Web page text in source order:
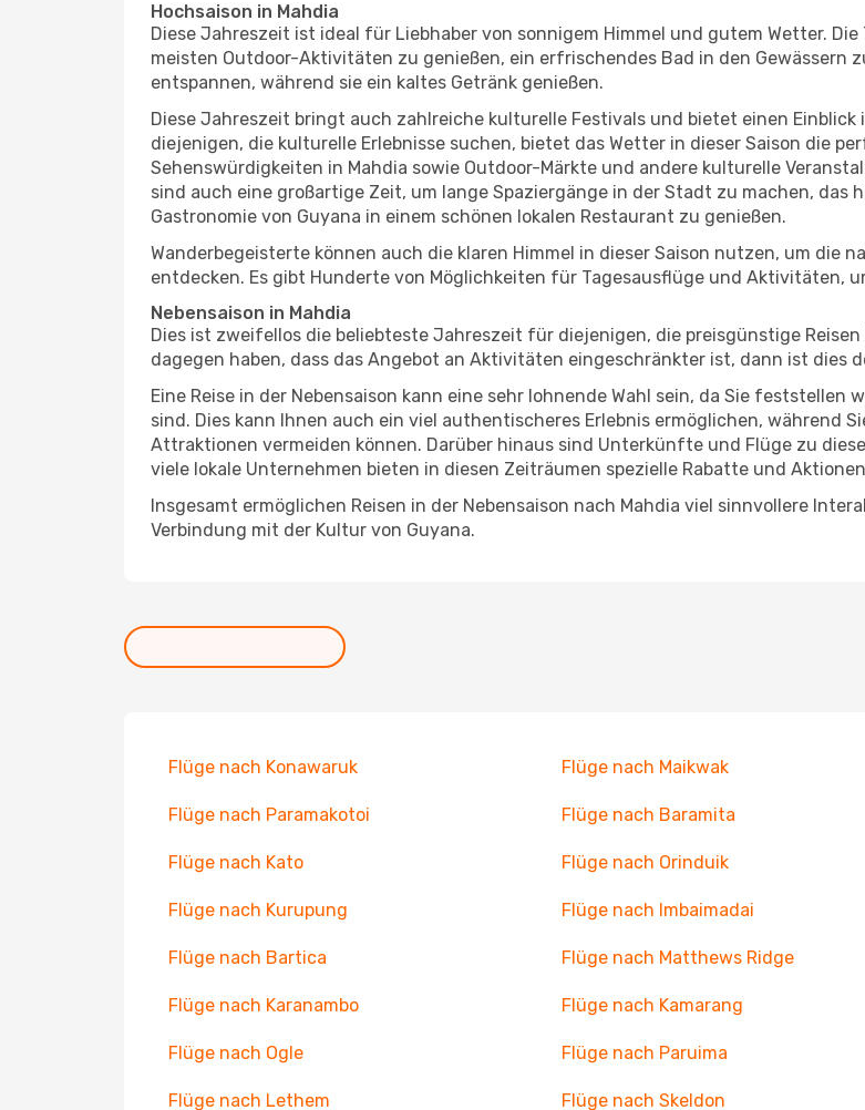
Hochsaison in Mahdia
Diese Jahreszeit ist ideal für Liebhaber von sonnigem Himmel und gutem Wetter.
meisten Outdoor-Aktivitäten zu genießen, ein erfrischendes Bad in den Gewässern
entspannen, während sie ein kaltes Getränk genießen.
Diese Jahreszeit bringt auch zahlreiche kulturelle Festivals und bietet einen
diejenigen, die kulturelle Erlebnisse suchen, bietet das Wetter in dieser Saison die
Sehenswürdigkeiten in Mahdia sowie Outdoor-Märkte und andere kulturelle
sind auch eine großartige Zeit, um lange Spaziergänge in der Stadt zu machen, das
Gastronomie von Guyana in einem schönen lokalen Restaurant zu genießen.
Wanderbegeisterte können auch die klaren Himmel in dieser Saison nutzen, um die
entdecken. Es gibt Hunderte von Möglichkeiten für Tagesausflüge und Aktivitäten,
Nebensaison in Mahdia
Dies ist zweifellos die beliebteste Jahreszeit für diejenigen, die preisgünstige
dagegen haben, dass das Angebot an Aktivitäten eingeschränkter ist, dann ist dies
Eine Reise in der Nebensaison kann eine sehr lohnende Wahl sein, da Sie
sind. Dies kann Ihnen auch ein viel authentischeres Erlebnis ermöglichen, während
Attraktionen vermeiden können. Darüber hinaus sind Unterkünfte und Flüge zu
viele lokale Unternehmen bieten in diesen Zeiträumen spezielle Rabatte und
Insgesamt ermöglichen Reisen in der Nebensaison nach Mahdia viel sinnvollere
Verbindung mit der Kultur von Guyana.
Flüge nach Konawaruk Flüge nach Maikwak
Flüge nach Paramakotoi Flüge nach Baramita
Flüge nach Kato Flüge nach Orinduik
Flüge nach Kurupung Flüge nach Imbaimadai
Flüge nach Bartica Flüge nach Matthews Ridge
Flüge nach Karanambo Flüge nach Kamarang
Flüge nach Ogle Flüge nach Paruima
Flüge nach Lethem Flüge nach Skeldon